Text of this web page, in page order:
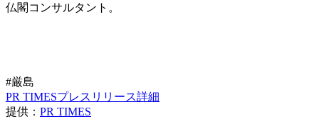
仏閣コンサルタント。
#厳島
PR TIMESプレスリリース詳細
提供： PR TIMES